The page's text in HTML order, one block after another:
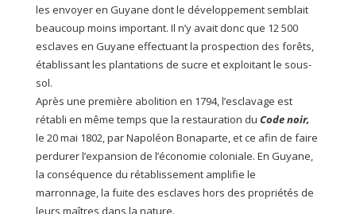
les envoyer en Guyane dont le développement semblait
beaucoup moins important. Il n’y avait donc que 12 500
esclaves en Guyane effectuant la prospection des forêts,
établissant les plantations de sucre et exploitant le sous-
sol.
Après une première abolition en 1794, l’esclavage est
rétabli en même temps que la restauration du Code noir,
le 20 mai 1802, par Napoléon Bonaparte, et ce afin de faire
perdurer l’expansion de l’économie coloniale. En Guyane,
la conséquence du rétablissement amplifie le
marronnage, la fuite des esclaves hors des propriétés de